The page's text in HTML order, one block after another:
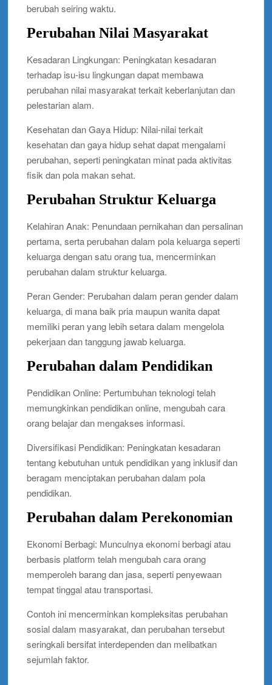
berubah seiring waktu.
Perubahan Nilai Masyarakat
Kesadaran Lingkungan: Peningkatan kesadaran
terhadap isu-isu lingkungan dapat membawa
perubahan nilai masyarakat terkait keberlanjutan dan
pelestarian alam.
Kesehatan dan Gaya Hidup: Nilai-nilai terkait
kesehatan dan gaya hidup sehat dapat mengalami
perubahan, seperti peningkatan minat pada aktivitas
fisik dan pola makan sehat.
Perubahan Struktur Keluarga
Kelahiran Anak: Penundaan pernikahan dan persalinan
pertama, serta perubahan dalam pola keluarga seperti
keluarga dengan satu orang tua, mencerminkan
perubahan dalam struktur keluarga.
Peran Gender: Perubahan dalam peran gender dalam
keluarga, di mana baik pria maupun wanita dapat
memiliki peran yang lebih setara dalam mengelola
pekerjaan dan tanggung jawab keluarga.
Perubahan dalam Pendidikan
Pendidikan Online: Pertumbuhan teknologi telah
memungkinkan pendidikan online, mengubah cara
orang belajar dan mengakses informasi.
Diversifikasi Pendidikan: Peningkatan kesadaran
tentang kebutuhan untuk pendidikan yang inklusif dan
beragam menciptakan perubahan dalam pola
pendidikan.
Perubahan dalam Perekonomian
Ekonomi Berbagi: Munculnya ekonomi berbagi atau
berbasis platform telah mengubah cara orang
memperoleh barang dan jasa, seperti penyewaan
tempat tinggal atau transportasi.
Contoh ini mencerminkan kompleksitas perubahan
sosial dalam masyarakat, dan perubahan tersebut
seringkali bersifat interdependen dan melibatkan
sejumlah faktor.